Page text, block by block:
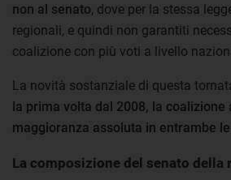
non al senato, dove per la stessa
regionali, e quindi non garantiti
coalizione con più voti a livello
La novità sostanziale di questa
la prima volta dal 2008, la coalizione
maggioranza assoluta in entrambe
La composizione del senato della